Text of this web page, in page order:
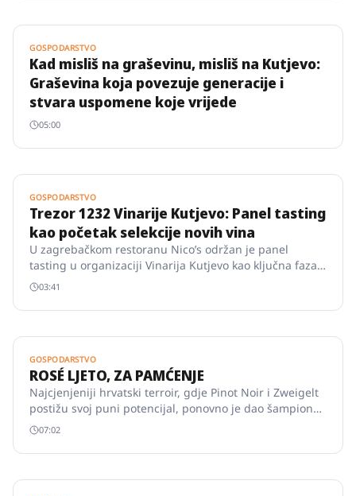
GOSPODARSTVO
Kad misliš na graševinu, misliš na Kutjevo:
Graševina koja povezuje generacije i
stvara uspomene koje vrijede
05:00
GOSPODARSTVO
Trezor 1232 Vinarije Kutjevo: Panel tasting
kao početak selekcije novih vina
U zagrebačkom restoranu Nicoʼs održan je panel
tasting u organizaciji Vinarija Kutjevo kao ključna faza
selekcije novih vina za Trezor 1232.
03:41
GOSPODARSTVO
ROSÉ LJETO, ZA PAMĆENJE
Najcjenjeniji hrvatski terroir, gdje Pinot Noir i Zweigelt
postižu svoj puni potencijal, ponovno je dao šampiona -
kutjevačko Rosé Premium vino osvojilo je zlatnu
medalju na prestižnom Concours Mondial de Bruxelles
u kategoriji rosé vina.
07:02